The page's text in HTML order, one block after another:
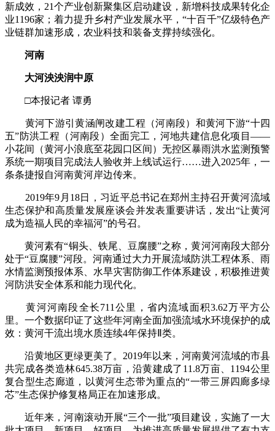
新成效，21个产业创新聚集区启动建设，新增科技成果转化企
业1196家；着力提升乡村产业发展水平，“十百千”亿级特色产
业链群加速形成，农业科技和装备支撑持续强化。
河南
大河泱泱润中原
□本报记者 谭勇
黄河下游引黄涵闸改建工程（河南段）和黄河下游“十四
五”防洪工程（河南段）全面完工，河地共建信息化项目——
小花间（黄河小浪底至花园口区间）无控区暴雨洪水监测预警
系统一期项目完成法人验收并上线试运行……进入2025年，一
条条捷报自河南黄河岸边传来。
2019年9月18日，习近平总书记在郑州主持召开黄河流域
生态保护和高质量发展座谈会并发表重要讲话，发出“让黄河
成为造福人民的幸福河”的号召。
黄河素有“铜头、铁尾、豆腐腰”之称，黄河河南段大部分
处于“豆腐腰”河段。河南通过大力开展流域防洪工程体系、雨
水情监测预报体系、水旱灾害防御工作体系建设，积极推进黄
河防洪安全体系和能力现代化。
黄河河南段全长711公里，省内流域面积3.62万平方公
里。一个数据印证了这些年河南全面加强流域水环境保护的成
效：黄河干流出境水质连续4年保持Ⅱ类。
沿黄地区更绿更美了。2019年以来，河南黄河流域的市县
共完成各类造林645.38万亩，沿黄建成了11.8万亩、1194公里
复合型生态廊道，以黄河生态带为重点的“一带三屏四廊多绿
芯”生态保护修复格局正在加速形成。
近年来，河南滚动开展“三个一批”项目建设，实施了一大